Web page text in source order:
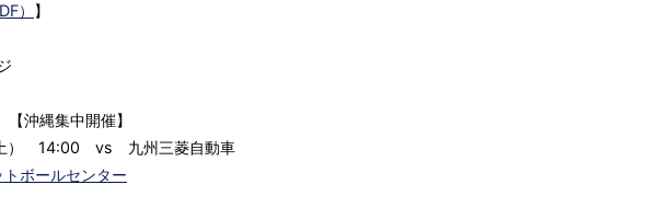
）
】
【沖縄集中開催】
） 14:00 vs 九州三菱自動車
ボールセンター